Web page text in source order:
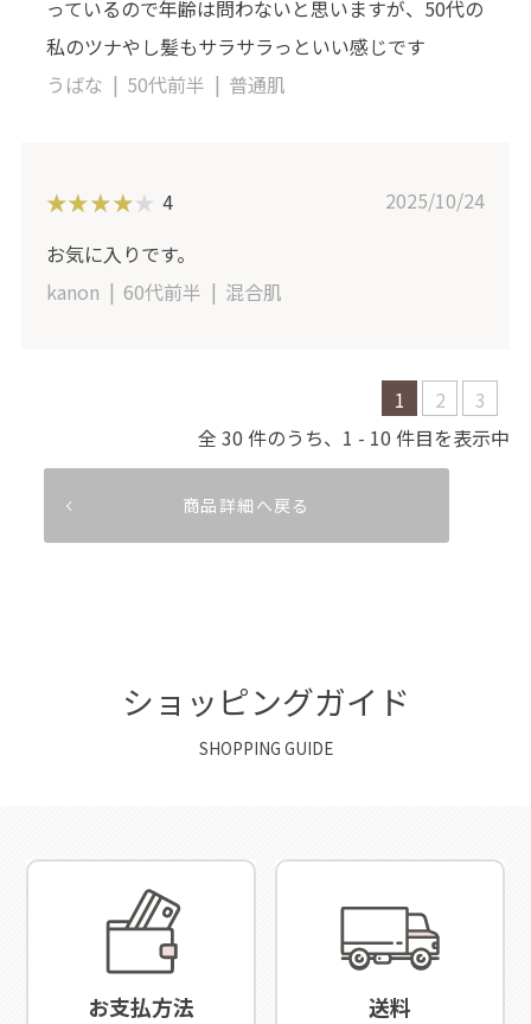
っているので年齢は問わないと思いますが、50代の
私のツナやし髪もサラサラっといい感じです
うばな
50代前半 普通肌
4
2025/10/24
お気に入りです。
kanon
60代前半 混合肌
1 2
3
30
1 10
商品詳細へ戻る
ショッピングガイド
SHOPPING GUIDE
お支払方法 送料